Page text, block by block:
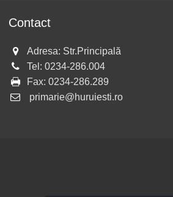
Contact
Adresa: Str.Principală
Tel: 0234-286.004
Fax: 0234-286.289
primarie@huruiesti.ro